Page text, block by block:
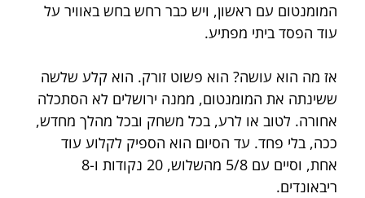
המומנטום עם ראשון, ויש כבר רחש בחש באוויר על
עוד הפסד ביתי מפתיע.
אז מה הוא עושה? הוא פשוט זורק. הוא קלע שלשה
ששינתה את המומנטום, ממנה ירושלים לא הסתכלה
אחורה. לטוב או לרע, בכל משחק ובכל מהלך מחדש,
ככה, בלי פחד. עד הסיום הוא הספיק לקלוע עוד
ריבאונדים.